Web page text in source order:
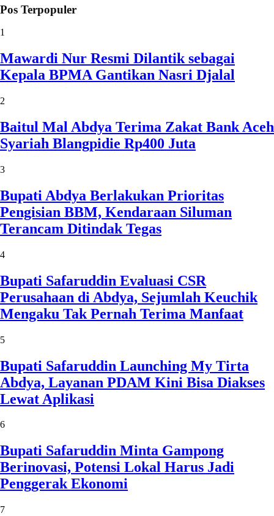
Pos Terpopuler
1
Mawardi Nur Resmi Dilantik sebagai
Kepala BPMA Gantikan Nasri Djalal
2
Baitul Mal Abdya Terima Zakat Bank Aceh
Syariah Blangpidie Rp400 Juta
3
Bupati Abdya Berlakukan Prioritas
Pengisian BBM, Kendaraan Siluman
Terancam Ditindak Tegas
4
Bupati Safaruddin Evaluasi CSR
Perusahaan di Abdya, Sejumlah Keuchik
Mengaku Tak Pernah Terima Manfaat
5
Bupati Safaruddin Launching My Tirta
Abdya, Layanan PDAM Kini Bisa Diakses
Lewat Aplikasi
6
Bupati Safaruddin Minta Gampong
Berinovasi, Potensi Lokal Harus Jadi
Penggerak Ekonomi
7